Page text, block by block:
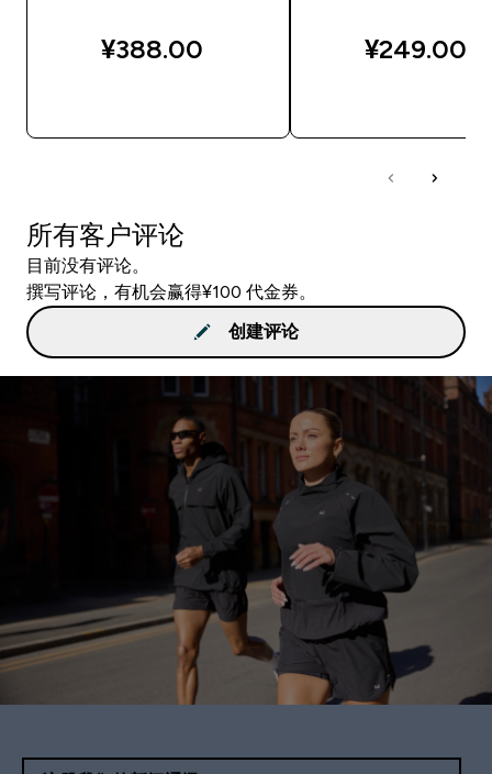
¥388.00‎ ¥249.00‎
所有客户评论
目前没有评论。
撰写评论，有机会赢得¥100 代金券。
创建评论